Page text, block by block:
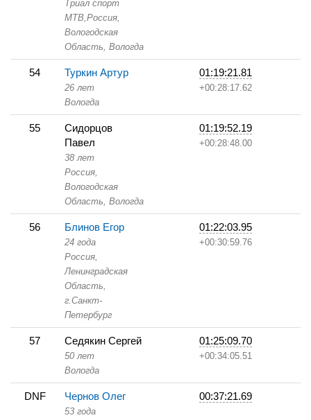
Триал спорт
МТВ,Россия,
Вологодская
Область, Вологда
54 Туркин Артур
26 лет
Вологда
01:19:21.81
+00:28:17.62
55
Сидорцов
Павел
38 лет
Россия,
Вологодская
Область, Вологда
01:19:52.19
+00:28:48.00
56 Блинов Егор
24 года
Россия,
Ленинградская
Область,
г.Санкт-
Петербург
01:22:03.95
+00:30:59.76
57 Седякин Сергей
50 лет
Вологда
01:25:09.70
+00:34:05.51
DNF Чернов Олег
53 года
00:37:21.69